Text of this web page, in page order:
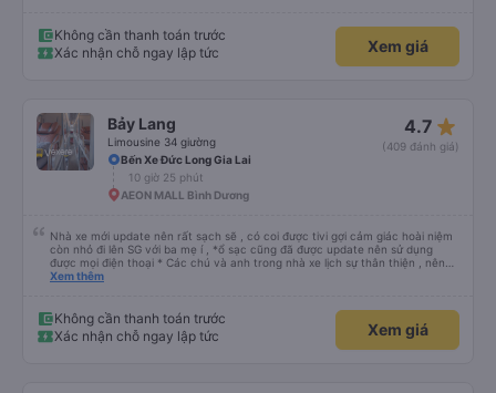
Không cần thanh toán trước
Xác nhận chỗ ngay lập tức
Xem giá
Bảy Lang
Limousine 34 giường
4.7 star_rate
(409 đánh giá)
Bến Xe Đức Long Gia Lai
10 giờ 25 phút
AEON MALL Bình Dương
Nhà xe mới update nên rất sạch sẽ , có coi được tivi gợi cảm giác hoài niệm
còn nhỏ đi lên SG với ba mẹ í , *ổ sạc cũng đã được update nên sử dụng
được mọi điện thoại * Các chú và anh trong nhà xe lịch sự thân thiện , nên
các bạn yên tâm , giá còn phù hợp nữa nói chung oki la ngen , ai có nhu cầu
Xem thêm
Không cần thanh toán trước
Xác nhận chỗ ngay lập tức
Xem giá